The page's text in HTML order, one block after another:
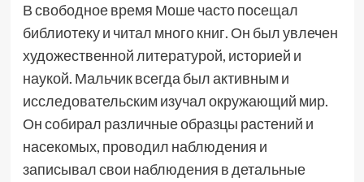
В свободное время Моше часто посещал
библиотеку и читал много книг. Он был увлечен
художественной литературой, историей и
наукой. Мальчик всегда был активным и
исследовательским изучал окружающий мир.
Он собирал различные образцы растений и
насекомых, проводил наблюдения и
записывал свои наблюдения в детальные